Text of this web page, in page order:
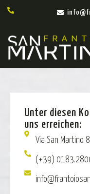
Unter diesen
uns erreichen:
Via San Martino
(+39)